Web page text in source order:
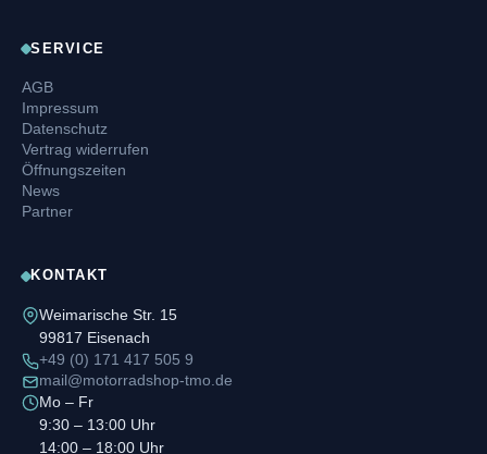
SERVICE
AGB
Impressum
Datenschutz
Vertrag widerrufen
Öffnungszeiten
News
Partner
KONTAKT
Weimarische Str. 15
99817 Eisenach
+49 (0) 171 417 505 9
mail@motorradshop-tmo.de
Mo – Fr
9:30 – 13:00 Uhr
14:00 – 18:00 Uhr